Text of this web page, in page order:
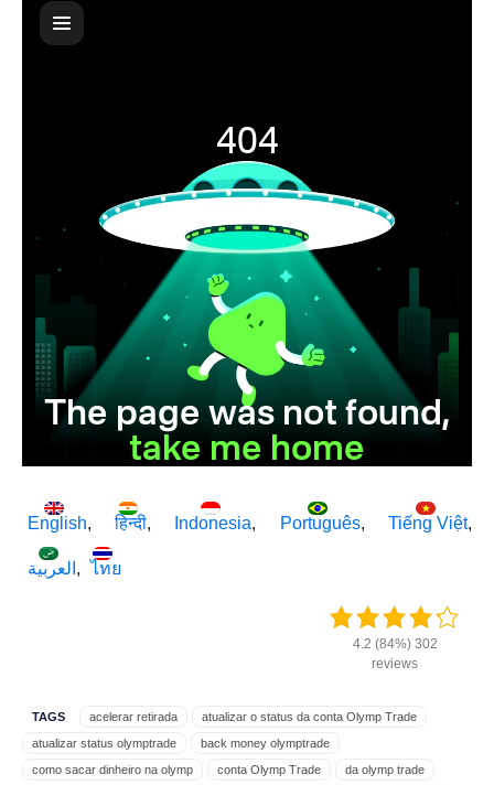
English हिन्दी Indonesia Português Tiếng Việt
العربية ไทย
4.2 (84%) 302
reviews
TAGS acelerar retirada
atualizar o status da conta Olymp Trade
atualizar status olymptrade
back money olymptrade
como sacar dinheiro na olymp
conta Olymp Trade
da olymp trade